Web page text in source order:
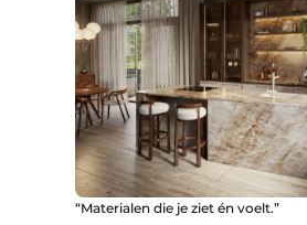
“Materialen die je ziet én voelt.”